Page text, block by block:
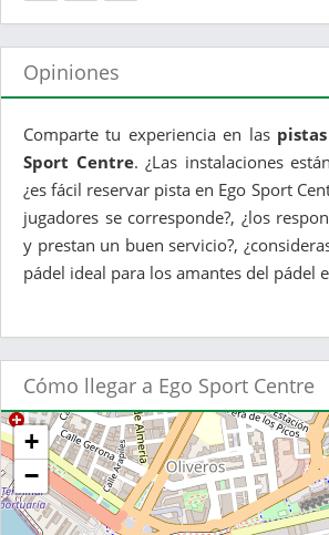
Opiniones
Comparte tu experiencia en las
Sport Centre. ¿Las instalaciones
¿es fácil reservar pista en Ego Sport
jugadores se corresponde?, ¿los
y prestan un buen servicio?,
pádel ideal para los amantes del pádel
Cómo llegar a Ego Sport Centre
+
−